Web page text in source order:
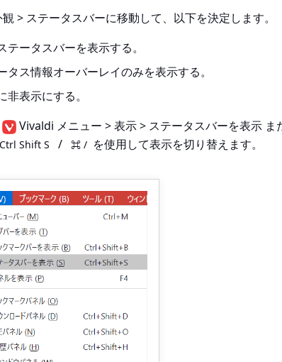
観 > ステータスバーに移動して、以下を決定します。
テータスバーを表示する。
タス情報オーバーレイのみを表示する。
非表示にする。
Vivaldi メニュー > 表示 > ステータスバーを表示 ま
Ctrl Shift S / ⌘ / を使用して表示を切り替えます。